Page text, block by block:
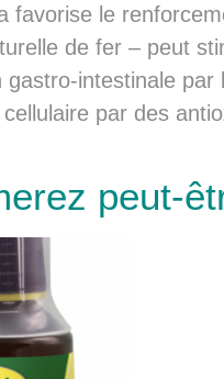
favorise le
de fer – peut
gastro-intestinale par
par des
peut-